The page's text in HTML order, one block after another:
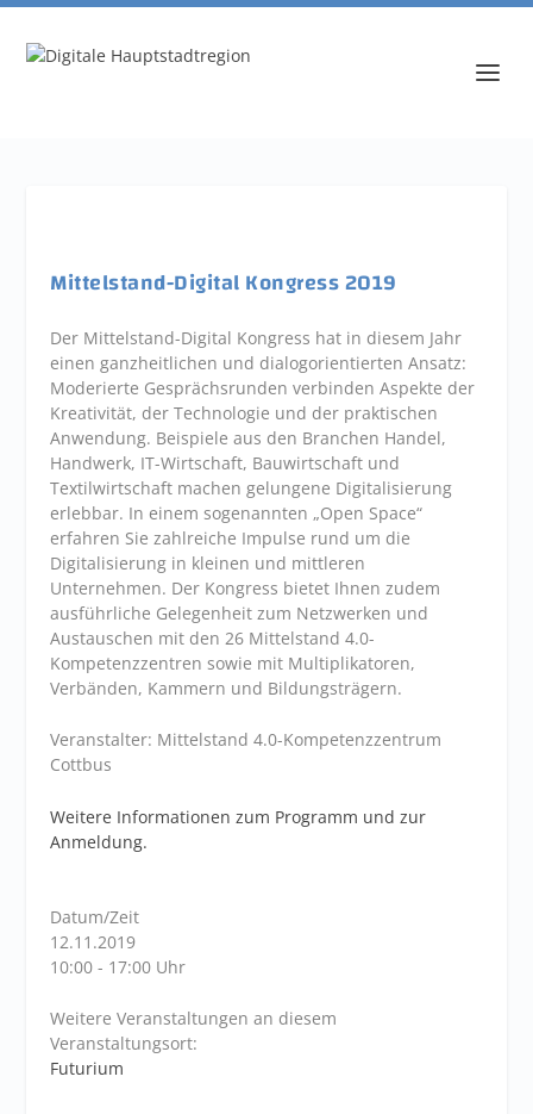
Mittelstand-Digital Kongress 2019
Der Mittelstand-Digital Kongress hat in diesem Jahr
einen ganzheitlichen und dialogorientierten Ansatz:
Moderierte Gesprächsrunden verbinden Aspekte der
Kreativität, der Technologie und der praktischen
Anwendung. Beispiele aus den Branchen Handel,
Handwerk, IT-Wirtschaft, Bauwirtschaft und
Textilwirtschaft machen gelungene Digitalisierung
erlebbar. In einem sogenannten „Open Space“
erfahren Sie zahlreiche Impulse rund um die
Digitalisierung in kleinen und mittleren
Unternehmen. Der Kongress bietet Ihnen zudem
ausführliche Gelegenheit zum Netzwerken und
Austauschen mit den 26 Mittelstand 4.0-
Kompetenzzentren sowie mit Multiplikatoren,
Verbänden, Kammern und Bildungsträgern.
Veranstalter: Mittelstand 4.0-Kompetenzzentrum
Cottbus
Weitere Informationen zum Programm und zur
Anmeldung.
Datum/Zeit
12.11.2019
10:00 - 17:00 Uhr
Weitere Veranstaltungen an diesem
Veranstaltungsort:
Futurium